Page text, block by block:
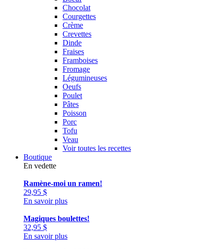
Chocolat
Courgettes
Crème
Crevettes
Dinde
Fraises
Framboises
Fromage
Légumineuses
Oeufs
Poulet
Pâtes
Poisson
Porc
Tofu
Veau
Voir toutes les recettes
Boutique
En vedette
Ramène-moi un ramen!
29,95 $
En savoir plus
Magiques boulettes!
32,95 $
En savoir plus